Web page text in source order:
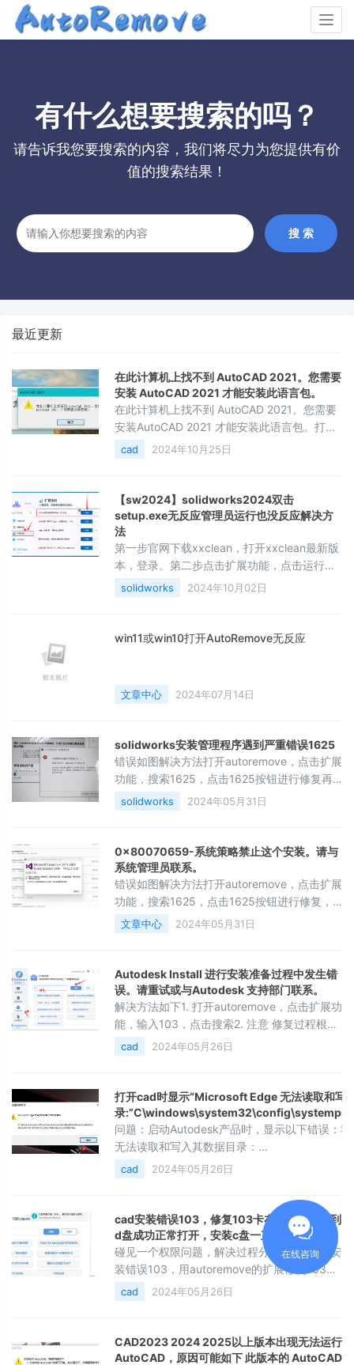
有什么想要搜索的吗？
请告诉我您要搜索的内容，我们将尽力为您提供有价
值的搜索结果！
搜 索
最近更新
在此计算机上找不到 AutoCAD 2021。您需要
安装 AutoCAD 2021 才能安装此语言包。
在此计算机上找不到 AutoCAD 2021。您需要
安装AutoCAD 2021 才能安装此语言包。打开
autoremove选择 cad跟版本点击清理
cad 2024年10月25日
【sw2024】solidworks2024双击
setup.exe无反应管理员运行也没反应解决方
法
第一步官网下载xxclean，打开xxclean最新版
本，登录。第二步点击扩展功能，点击运行
sw2024安装程序无反应右边的开始第三步进
度百分之百之后去双击setup就有界面了。
solidworks 2024年10月02日
win11或win10打开AutoRemove无反应
文章中心 2024年07月14日
solidworks安装管理程序遇到严重错误1625
错误如图解决方法打开autoremove，点击扩展
功能，搜索1625，点击1625按钮进行修复再
重新安装
solidworks 2024年05月31日
0x80070659-系统策略禁止这个安装。请与
系统管理员联系。
错误如图解决方法打开autoremove，点击扩展
功能，搜索1625，点击1625按钮进行修复，
再重新安装
文章中心 2024年05月31日
Autodesk Install 进行安装准备过程中发生错
误。请重试或与Autodesk 支持部门联系。
解决方法如下1. 打开autoremove，点击扩展功
能，输入103，点击搜索2. 注意 修复过程根据
情况可能会很慢3. 等待提示修复成功，再尝试
重新安装软件。
cad 2024年05月26日
打开cad时显示“Microsoft Edge 无法读取和写
录
问题：启动Autodesk产品时，显示以下错误：
无法读取和写入其数据目录：
2023\R24, 2\chs\Webview211\EBWebView注
cad 2024年05月26日
cad安装错误103，修复103卡在最后。安装到
d盘成功正常打开，安装c盘一直正在加载
碰见一个权限问题，解决过程分享出来1.cad安
装错误103，用autoremove的扩展修复103卡
在最后。2.安装到d盘成功正常打开，安装c盘
一直正在加载3.用扩展功能里的system权限运
无法创建数据目录Microsoft Edge 无法读取和
写入其数据目录
cad 2024年05月26日
CAD2023 2024 2025以上版本出现无法运行
AutoCAD，原因可能如下 此版本的 AutoCAD
在线咨询